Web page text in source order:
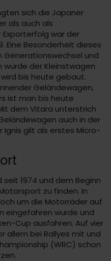
sich die Japaner
als auch als
Exporterfolg war der
Eine Besonderheit dieses
Generationswechsel und
wurde der Kleinstwagen
bis heute gebaut.
Geländewagen,
ist man bis heute
dem Vitara unterstrich
auch in der
gilt als erstes Micro-
seit 1974 und dem Beginn
zu finden. In
um die Motorräder auf
eingefahren wurde und
Cup ausfahren. Auf vier
allem bei Rallyes mit und
(WRC) schon